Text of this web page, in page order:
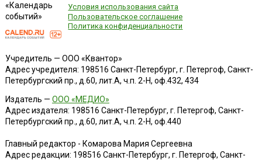
«Календарь
событий»
Условия использования сайта
Пользовательское соглашение
Политика конфиденциальности
Учредитель — ООО «Квантор»
Адрес учредителя: 198516 Санкт-Петербург, г. Петергоф, Санкт-
Петербургский пр., д.60, лит.А, ч.п. 2-Н, оф.432, 434
Издатель — ООО «МЕДИО»
Адрес издателя: 198516 Санкт-Петербург, г. Петергоф, Санкт-
Петербургский пр., д.60, лит.А, ч.п. 2-Н, оф.440
Главный редактор - Комарова Мария Сергеевна
Адрес редакции: 198516 Санкт-Петербург, г. Петергоф, Санкт-